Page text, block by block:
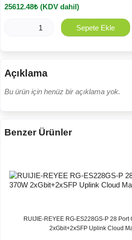
25612.48₺ (KDV dahil)
Sepete Ekle
Açıklama
Bu ürün için henüz bir açıklama yok.
Benzer Ürünler
RUIJIE-REYEE RG-ES228GS-P 28 Port
2xGbit+2xSFP Uplink Cloud